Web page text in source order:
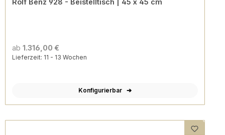
Rolf Benz 928 - Beistelltisch | 45 x 45 cm
ab 1.316,00 €
Lieferzeit: 11 - 13 Wochen
Konfigurierbar